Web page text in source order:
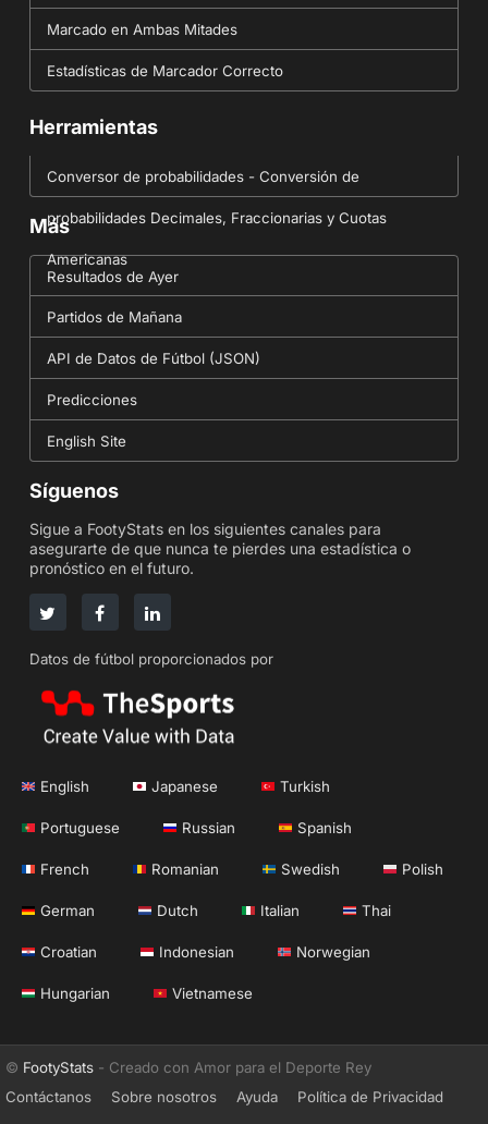
Marcado en Ambas Mitades
Estadísticas de Marcador Correcto
Herramientas
Conversor de probabilidades - Conversión de
probabilidades Decimales, Fraccionarias y Cuotas
Americanas
Más
Resultados de Ayer
Partidos de Mañana
API de Datos de Fútbol (JSON)
Predicciones
English Site
Síguenos
Sigue a FootyStats en los siguientes canales para
asegurarte de que nunca te pierdes una estadística o
pronóstico en el futuro.
Datos de fútbol proporcionados por
English Japanese Turkish
Portuguese Russian Spanish
French Romanian Swedish Polish
German Dutch Italian Thai
Croatian Indonesian Norwegian
Hungarian Vietnamese
© FootyStats - Creado con Amor para el Deporte Rey
Contáctanos
Sobre nosotros Ayuda Política de Privacidad